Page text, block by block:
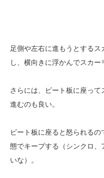
足側や左右に進もうとする
し、横向きに浮かんでスカー
さらには、ビート板に座っ
進むのも良い。
ビート板に座ると怒られる
態でキープする（シンクロ、
いな）。